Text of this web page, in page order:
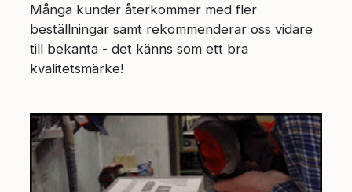
Många kunder återkommer med fler
beställningar samt rekommenderar oss vidare
till bekanta - det känns som ett bra
kvalitetsmärke!